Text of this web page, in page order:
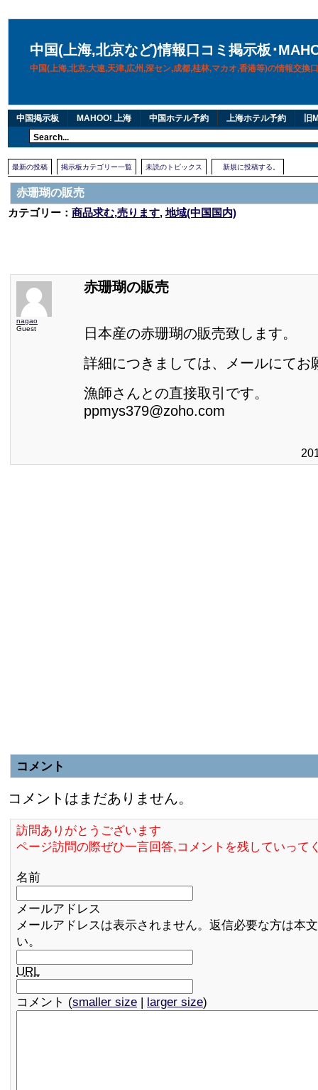
中国(上海,北京など)情報口コミ掲示板･
中国(上海,北京,大連,天津,広州,深セン,成都,桂林,マカオ,香港等)の情報交換
中国掲示板 MAHOO! 上海 中国ホテル予約 上海ホテル予約 旧
最新の投稿 掲示板カテゴリー一覧 未読のトピックス 新規に投稿する。
赤珊瑚の販売
カテゴリー： 商品求む,売ります,地域(中国国内)
nagao
Guest
赤珊瑚の販売
日本産の赤珊瑚の販売致します。
詳細につきましては、メールにてお
漁師さんとの直接取引です。
ppmys379@zoho.com
コメント
コメントはまだありません。
訪問ありがとうございます
ページ訪問の際ぜひ一言回答,コメントを残していって
名前
メールアドレス
メールアドレスは表示されません。返信必要な方は本
い。
URL
コメント (smaller size | larger size)